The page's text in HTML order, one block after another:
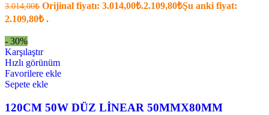
3.014,00₺ Orijinal fiyatı: 3.014,00₺.2.109,80₺Şu anki fiyat:
2.109,80₺ .
- 30%
Karşılaştır
Hızlı görünüm
Favorilere ekle
Sepete ekle
120CM 50W DÜZ LİNEAR 50MMX80MM